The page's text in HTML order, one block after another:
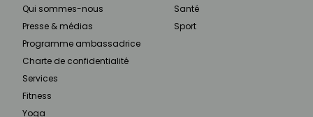
Qui sommes-nous
Presse & médias
Programme ambassadrice
Charte de confidentialité
Services
Fitness
Yoga
Santé
Sport